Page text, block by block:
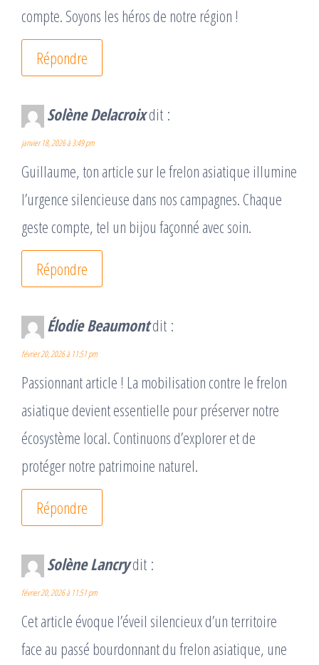
compte. Soyons les héros de notre région !
Répondre
Solène Delacroixdit :
janvier 18, 2026 à 3:49 pm
Guillaume, ton article sur le frelon asiatique illumine
l’urgence silencieuse dans nos campagnes. Chaque
geste compte, tel un bijou façonné avec soin.
Répondre
Élodie Beaumontdit :
février 20, 2026 à 11:51 pm
Passionnant article ! La mobilisation contre le frelon
asiatique devient essentielle pour préserver notre
écosystème local. Continuons d’explorer et de
protéger notre patrimoine naturel.
Répondre
Solène Lancrydit :
février 20, 2026 à 11:51 pm
Cet article évoque l’éveil silencieux d’un territoire
face au passé bourdonnant du frelon asiatique, une